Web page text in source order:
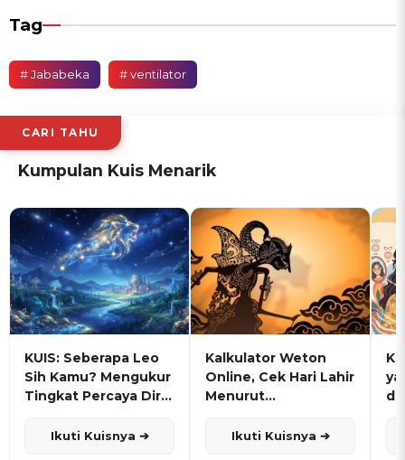
Tag
# Jababeka # ventilator
CARI TAHU
Kumpulan Kuis Menarik
KUIS: Seberapa Leo
Sih Kamu? Mengukur
Tingkat Percaya Diri
Ikuti Kuisnya ➔
Kalkulator Weton
Online, Cek Hari Lahir
Menurut
Ikuti Kuisnya ➔